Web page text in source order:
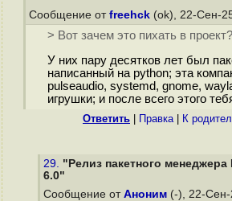
Сообщение от freehck (ok), 22-Сен-
> Вот зачем это пихать в проект?
У них пару десятков лет был
написанный на python; эта
pulseaudio, systemd, gnome,
игрушки; и после всего этого
Ответить Правка| К
29. "Релиз пакетного менеджера
6.0"
Сообщение от Аноним (-), 22-